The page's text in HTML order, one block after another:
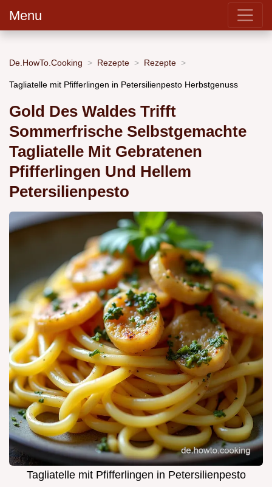
Menu
De.HowTo.Cooking Rezepte Rezepte
Tagliatelle mit Pfifferlingen in Petersilienpesto Herbstgenuss
Gold Des Waldes Trifft
Sommerfrische Selbstgemachte
Tagliatelle Mit Gebratenen
Pfifferlingen Und Hellem
Petersilienpesto
Tagliatelle mit Pfifferlingen in Petersilienpesto